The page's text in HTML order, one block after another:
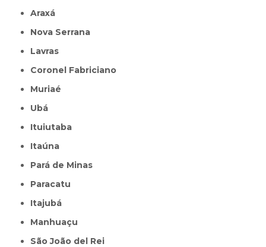
Araxá
Nova Serrana
Lavras
Coronel Fabriciano
Muriaé
Ubá
Ituiutaba
Itaúna
Pará de Minas
Paracatu
Itajubá
Manhuaçu
São João del Rei